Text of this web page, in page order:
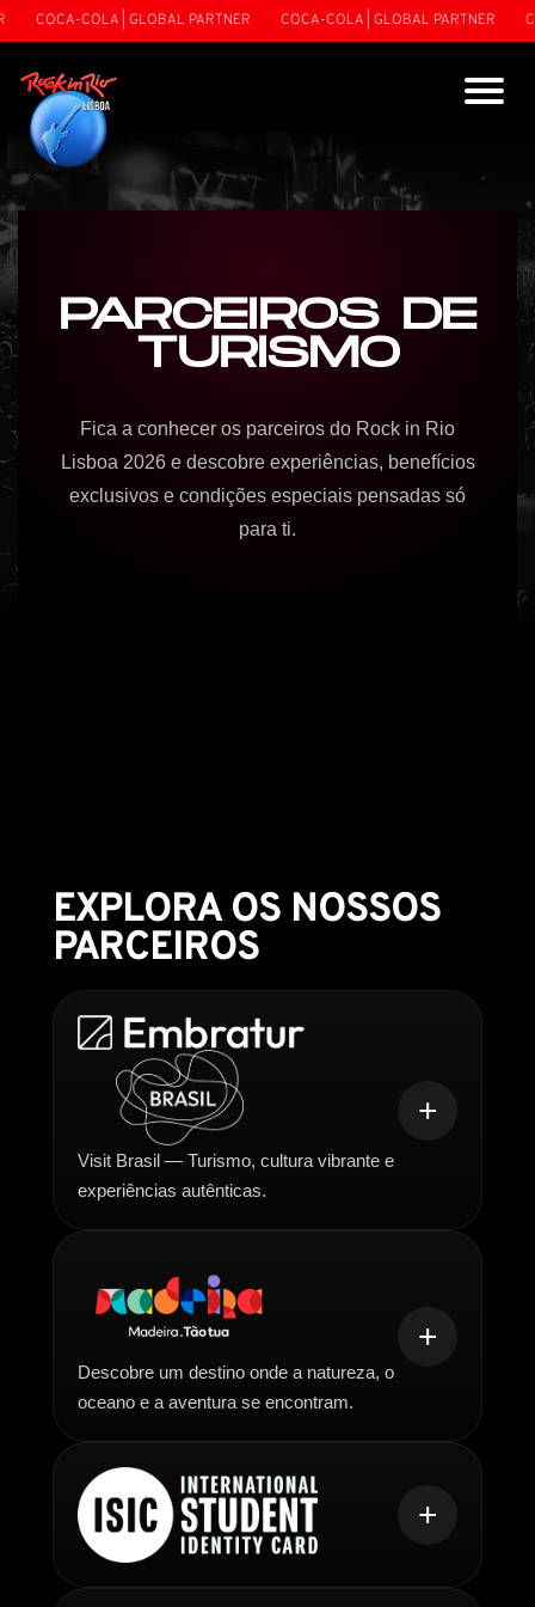
COCA-COLA | GLOBAL PARTNER COCA-COLA | GLOBAL PARTNER
PARCEIROS DE
TURISMO
Fica a conhecer os parceiros do Rock in Rio
Lisboa 2026 e descobre experiências, benefícios
exclusivos e condições especiais pensadas só
para ti.
EXPLORA OS NOSSOS
PARCEIROS
Visit Brasil — Turismo, cultura vibrante e
experiências autênticas.
+
O Visit Brasil, marca internacional da
Descobre um destino onde a natureza, o
oceano e a aventura se encontram.
+
+